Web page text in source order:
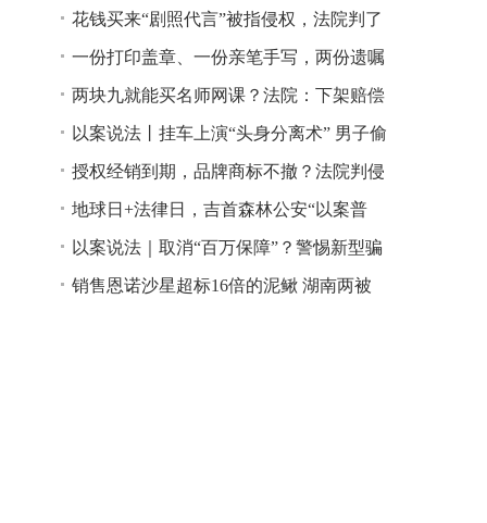
还得赔钱
花钱买来“剧照代言”被指侵权，法院判了
一份打印盖章、一份亲笔手写，两份遗嘱
谁说了算？
两块九就能买名师网课？法院：下架赔偿
以案说法丨挂车上演“头身分离术” 男子偷
逃高速通行费获刑
授权经销到期，品牌商标不撤？法院判侵
权！
地球日+法律日，吉首森林公安“以案普
法”
以案说法｜取消“百万保障”？警惕新型骗
局！
销售恩诺沙星超标16倍的泥鳅 湖南两被